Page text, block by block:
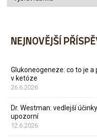
NEJNOVĚJŠÍ
Glukoneogeneze: co to je
v ketóze
26.6.2026
Dr. Westman: vedlejší
upozorní
12.6.2026